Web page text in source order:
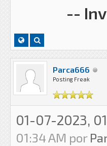
--
Parca666
Posting Freak
01-07-2023,
01:34 AM por